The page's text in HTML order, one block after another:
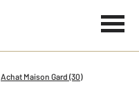
Achat Maison Gard (30)